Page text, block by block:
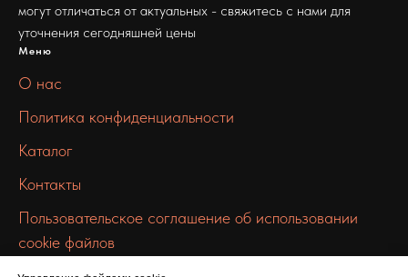
могут отличаться от актуальных - свяжитесь с нами для
уточнения сегодняшней цены
Меню
О нас
Политика конфиденциальности
Каталог
Контакты
Пользовательское соглашение об использовании
cookie файлов